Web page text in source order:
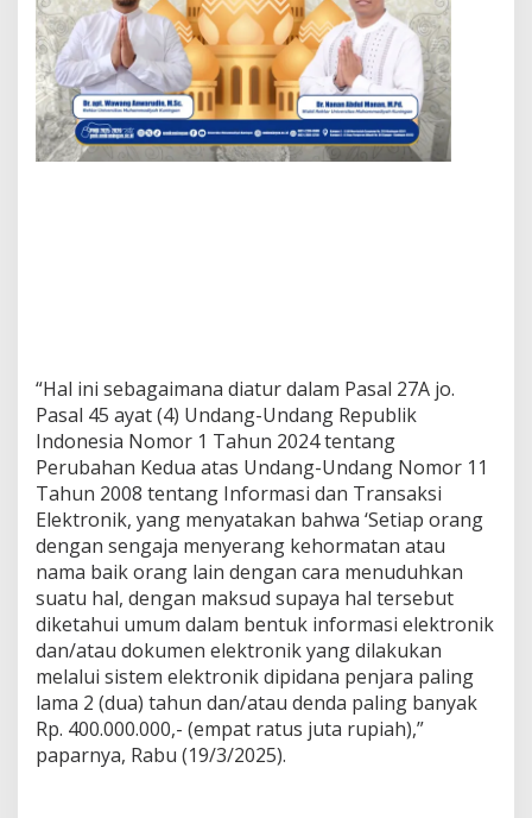
“Hal ini sebagaimana diatur dalam Pasal 27A jo.
Pasal 45 ayat (4) Undang-Undang Republik
Indonesia Nomor 1 Tahun 2024 tentang
Perubahan Kedua atas Undang-Undang Nomor 11
Tahun 2008 tentang Informasi dan Transaksi
Elektronik, yang menyatakan bahwa ‘Setiap orang
dengan sengaja menyerang kehormatan atau
nama baik orang lain dengan cara menuduhkan
suatu hal, dengan maksud supaya hal tersebut
diketahui umum dalam bentuk informasi elektronik
dan/atau dokumen elektronik yang dilakukan
melalui sistem elektronik dipidana penjara paling
lama 2 (dua) tahun dan/atau denda paling banyak
Rp. 400.000.000,- (empat ratus juta rupiah),”
paparnya, Rabu (19/3/2025).